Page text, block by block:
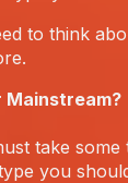
to think
Mainstream?
take some
you